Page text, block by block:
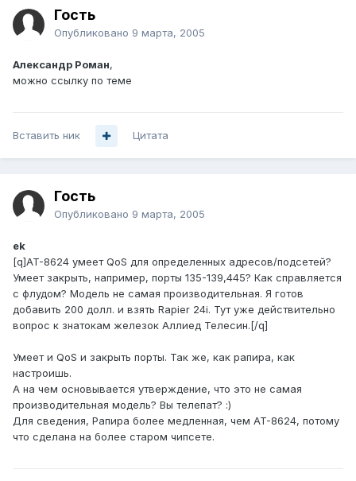
Гость
Опубликовано 9 марта, 2005
Александр Роман,
можно ссылку по теме
Вставить ник Цитата
Гость
Опубликовано 9 марта, 2005
ek
[q]AT-8624 умеет QoS для определенных адресов/подсетей?
Умеет закрыть, например, порты 135-139,445? Как справляется
с флудом? Модель не самая производительная. Я готов
добавить 200 долл. и взять Rapier 24i. Тут уже действительно
вопрос к знатокам железок Аллиед Телесин.[/q]
Умеет и QoS и закрыть порты. Так же, как рапира, как
настроишь.
А на чем основывается утверждение, что это не самая
производительная модель? Вы телепат? :)
Для сведения, Рапира более медленная, чем AT-8624, потому
что сделана на более старом чипсете.